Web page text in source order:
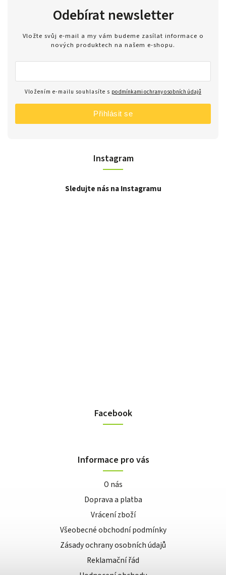
Instagram
Sledujte nás na Instagramu
Odebírat newsletter
Vložte svůj e-mail a my vám budeme zasílat informace o
nových produktech na našem e-shopu.
Vložením e-mailu souhlasíte s podmínkami ochrany osobních údajů
Přihlásit se
Facebook
Informace pro vás
O nás
Doprava a platba
Vrácení zboží
Všeobecné obchodní podmínky
Zásady ochrany osobních údajů
Reklamační řád